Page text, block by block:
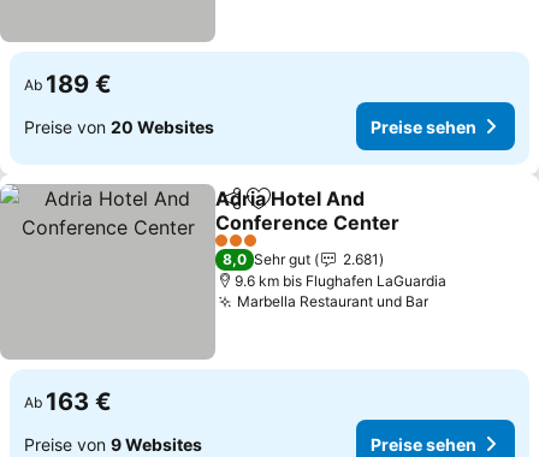
Ab 189 €
Preise von 20 Websites Preise sehen
TeilenZu Favoriten hinzufügen
Adria Hotel And
Conference Center
Preise sehen
3 Sterne
8,0 Sehr gut
2.681
9.6 km bis Flughafen LaGuardia
Marbella Restaurant und BarPreise
Ab 163 €
Preise von 9 Websites Preise sehen